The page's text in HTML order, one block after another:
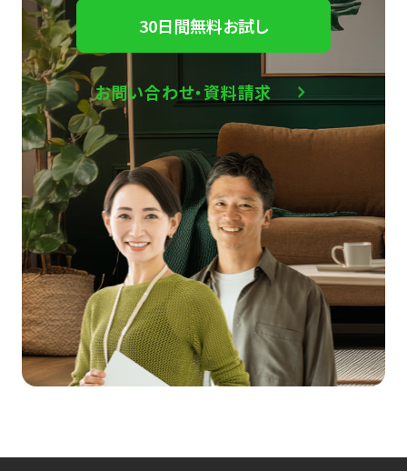
30日間無料お試し
お問い合わせ・資料請求